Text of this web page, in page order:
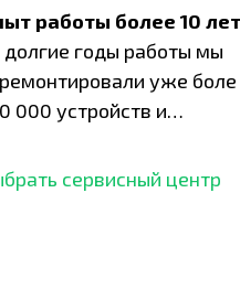
работы более 10 лет
долгие годы работы мы
уже боле
000 устройств и
сервисный центр